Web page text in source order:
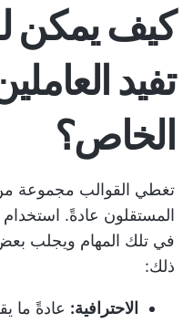
كيف يمكن
تفيد
الخاص؟
تغطي القوالب مجموعة من
المستقلون عادةً. استخدام
في تلك المهام ويجلب بعض
ذلك:
الاحترافية: عادةً ما